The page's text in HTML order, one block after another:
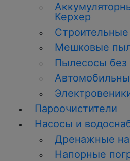
Керхер
Мешковые
Пылесосы
Пароочистители
Насосы и
Дренажные
Напорные